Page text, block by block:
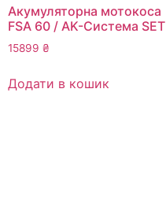
Акумуляторна мотокоса
FSA 60 / AK-Система SET
15899 ₴
Додати в кошик